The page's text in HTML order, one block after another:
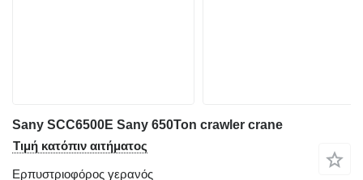
Sany SCC6500E Sany 650Ton crawler crane
Τιμή κατόπιν αιτήματος
Ερπυστριοφόρος γερανός